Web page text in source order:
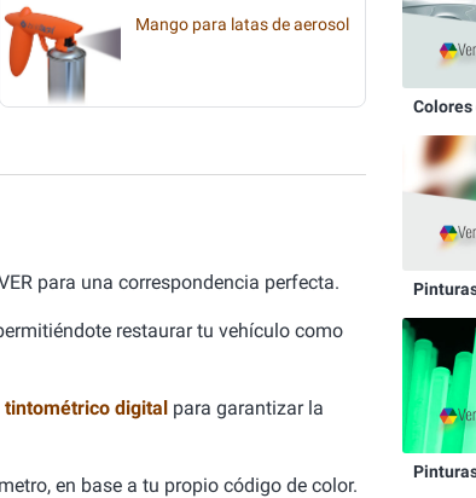
Mango para latas de aerosol
para una correspondencia perfecta.
restaurar tu vehículo como
tintométrico digital para garantizar la
en base a tu propio código de color.